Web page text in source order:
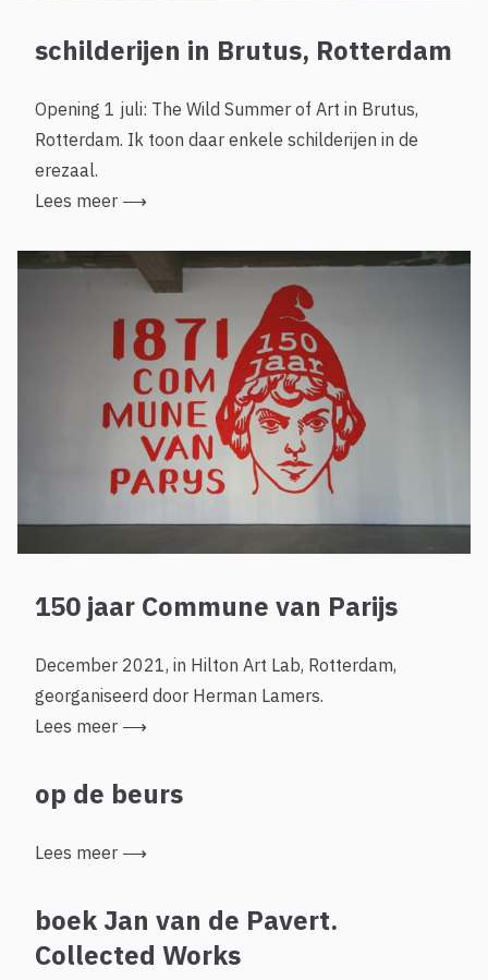
schilderijen in Brutus, Rotterdam
Opening 1 juli: The Wild Summer of Art in Brutus,
Rotterdam. Ik toon daar enkele schilderijen in de
erezaal.
Lees meer ⟶
150 jaar Commune van Parijs
December 2021, in Hilton Art Lab, Rotterdam,
georganiseerd door Herman Lamers.
Lees meer ⟶
op de beurs
Lees meer ⟶
boek Jan van de Pavert.
Collected Works